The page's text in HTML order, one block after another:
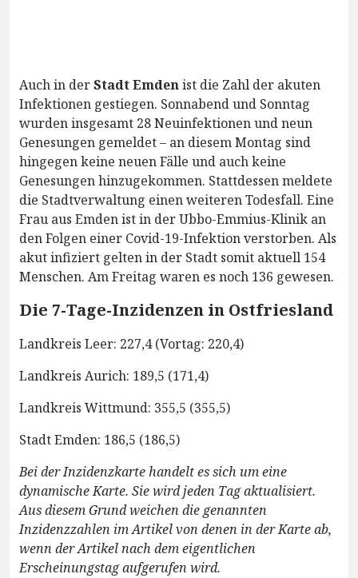
Auch in derStadt Emdenist die Zahl der akuten
Infektionen gestiegen. Sonnabend und Sonntag
wurden insgesamt 28 Neuinfektionen und neun
Genesungen gemeldet – an diesem Montag sind
hingegen keine neuen Fälle und auch keine
Genesungen hinzugekommen. Stattdessen meldete
die Stadtverwaltung einen weiteren Todesfall. Eine
Frau aus Emden ist in der Ubbo-Emmius-Klinik an
den Folgen einer Covid-19-Infektion verstorben. Als
akut infiziert gelten in der Stadt somit aktuell 154
Menschen. Am Freitag waren es noch 136 gewesen.
Die 7-Tage-Inzidenzen in Ostfriesland
Landkreis Leer: 227,4 (Vortag: 220,4)
Landkreis Aurich: 189,5 (171,4)
Landkreis Wittmund: 355,5 (355,5)
Stadt Emden: 186,5 (186,5)
Bei der Inzidenzkarte handelt es sich um eine
dynamische Karte. Sie wird jeden Tag aktualisiert.
Aus diesem Grund weichen die genannten
Inzidenzzahlen im Artikel von denen in der Karte ab,
wenn der Artikel nach dem eigentlichen
Erscheinungstag aufgerufen wird.